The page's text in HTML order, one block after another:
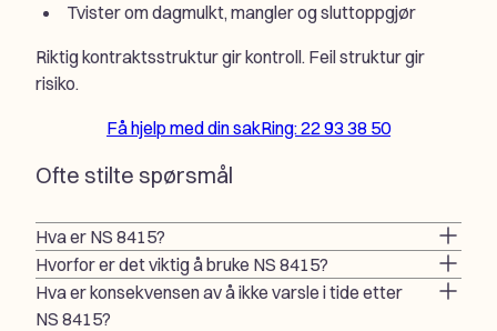
Tvister om dagmulkt, mangler og sluttoppgjør
Riktig kontraktsstruktur gir kontroll. Feil struktur gir
risiko.
Få hjelp med din sakRing: 22 93 38 50
Ofte stilte spørsmål
Hva er NS 8415?
Hvorfor er det viktig å bruke NS 8415?
Hva er konsekvensen av å ikke varsle i tide etter
NS 8415?